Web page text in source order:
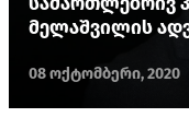
მელაშვილის
08 ოქტომბერი, 2020